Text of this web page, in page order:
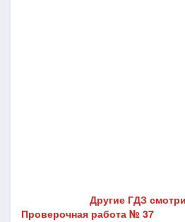
Другие ГДЗ
Проверочная работа № 37